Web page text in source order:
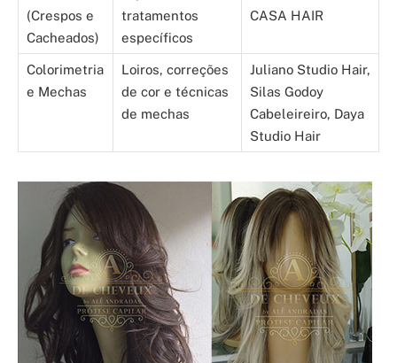
(Crespos e
Cacheados)
tratamentos
específicos
CASA HAIR
Colorimetria
e Mechas
Loiros, correções
de cor e técnicas
de mechas
Juliano Studio Hair,
Silas Godoy
Cabeleireiro, Daya
Studio Hair